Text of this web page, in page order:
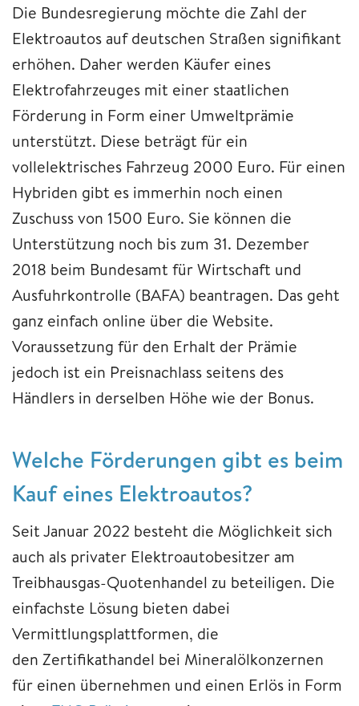
Die Bundesregierung möchte die Zahl der
Elektroautos auf deutschen Straßen signifikant
erhöhen. Daher werden Käufer eines
Elektrofahrzeuges mit einer staatlichen
Förderung in Form einer Umweltprämie
unterstützt. Diese beträgt für ein
vollelektrisches Fahrzeug 2000 Euro. Für einen
Hybriden gibt es immerhin noch einen
Zuschuss von 1500 Euro. Sie können die
Unterstützung noch bis zum 31. Dezember
2018 beim Bundesamt für Wirtschaft und
Ausfuhrkontrolle (BAFA) beantragen. Das geht
ganz einfach online über die Website.
Voraussetzung für den Erhalt der Prämie
jedoch ist ein Preisnachlass seitens des
Händlers in derselben Höhe wie der Bonus.
Welche Förderungen gibt es beim
Kauf eines Elektroautos?
Seit Januar 2022 besteht die Möglichkeit sich
auch als privater Elektroautobesitzer am
Treibhausgas-Quotenhandel zu beteiligen. Die
einfachste Lösung bieten dabei
Vermittlungsplattformen, die
den Zertifikathandel bei Mineralölkonzernen
für einen übernehmen und einen Erlös in Form